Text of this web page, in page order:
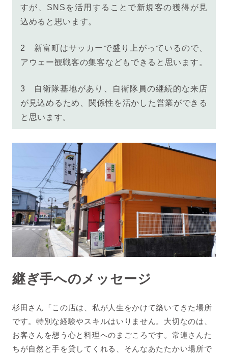
すが、SNSを活用することで新規客の獲得が見
込めると思います。
2 新富町はサッカーで盛り上がっているので、
アウェー観戦客の集客などもできると思います。
3 自衛隊基地があり、自衛隊員の継続的な来店
が見込めるため、関係性を活かした営業ができる
と思います。
継ぎ手へのメッセージ
杉田さん「この店は、私が人生をかけて築いてきた場所
です。特別な経験やスキルはいりません。大切なのは、
お客さんを想う心と料理へのまごころです。常連さんた
ちが自然と手を貸してくれる、そんなあたたかい場所で